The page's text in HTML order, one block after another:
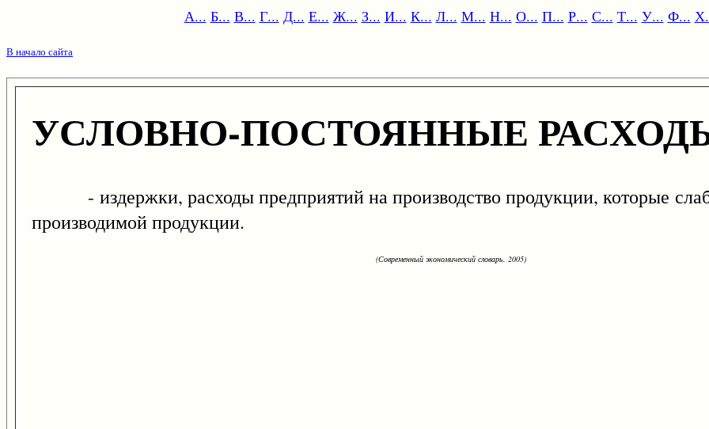
А... Б... В... Г... Д... Е... Ж... З... И... К... Л... М... Н... О... П... Р... С... Т... У... Ф...
В начало сайта
УСЛОВНО-ПОСТОЯННЫЕ
- издержки, расходы предприятий на производство продукции, которые
производимой продукции.
(Современный экономический словарь. 2005)